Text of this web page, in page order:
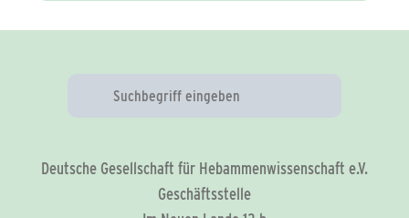
Deutsche Gesellschaft für Hebammenwissenschaft e.V.
Geschäftsstelle